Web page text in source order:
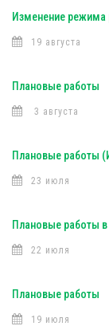
Изменение режима
19 августа
Плановые работы
3 августа
Плановые работы
23 июля
Плановые работы в
22 июля
Плановые работы
19 июля